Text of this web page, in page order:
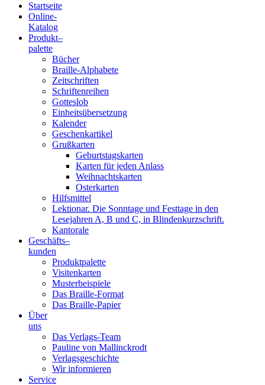
Blindenschrift-
Verlag
Druckerei
gGmbH
Startseite
Online-
Katalog
Produkt–
palette
Bücher
Braille-Alphabete
Zeitschriften
Schriftenreihen
Gotteslob
Einheitsübersetzung
Kalender
Geschenkartikel
Grußkarten
Geburtstagskarten
Karten für jeden Anlass
Weihnachtskarten
Osterkarten
Hilfsmittel
Lektionar. Die Sonntage und Festtage in den
Lesejahren A, B und C, in Blindenkurzschrift.
Kantorale
Geschäfts­–
kunden
Produktpalette
Visitenkarten
Musterbeispiele
Das Braille-Format
Das Braille-Papier
Über
uns
Das Verlags-Team
Pauline von Mallinckrodt
Verlagsgeschichte
Wir informieren
Service